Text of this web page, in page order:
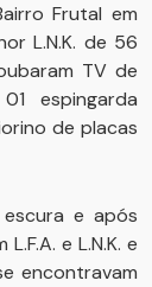
Frutal em
L.N.K. de 56
TV de
espingarda
de placas
e após
e L.N.K. e
encontravam